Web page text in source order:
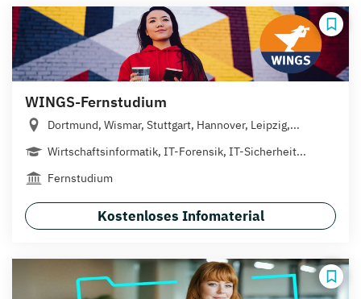
WINGS-Fernstudium
Dortmund, Wismar, Stuttgart, Hannover, Leipzig,...
Wirtschaftsinformatik, IT-Forensik, IT-Sicherheit...
Fernstudium
Kostenloses Infomaterial